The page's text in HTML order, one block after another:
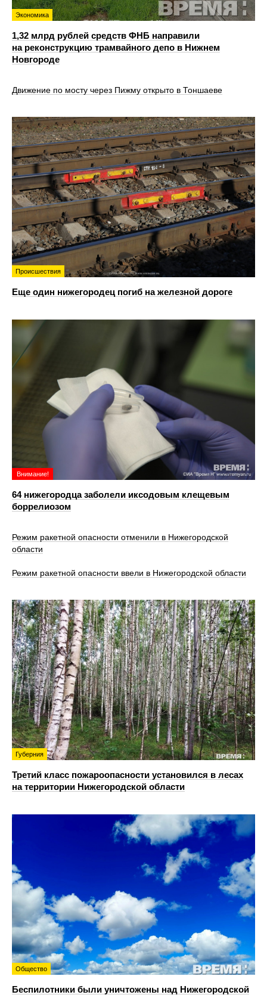
Экономика
1,32 млрд рублей средств ФНБ направили
на реконструкцию трамвайного депо в Нижнем
Новгороде
Движение по мосту через Пижму открыто в Тоншаеве
Происшествия
Еще один нижегородец погиб на железной дороге
Внимание!
64 нижегородца заболели иксодовым клещевым
боррелиозом
Режим ракетной опасности отменили в Нижегородской
области
Режим ракетной опасности ввели в Нижегородской области
Губерния
Третий класс пожароопасности установился в лесах
на территории Нижегородской области
Общество
Беспилотники были уничтожены над Нижегородской